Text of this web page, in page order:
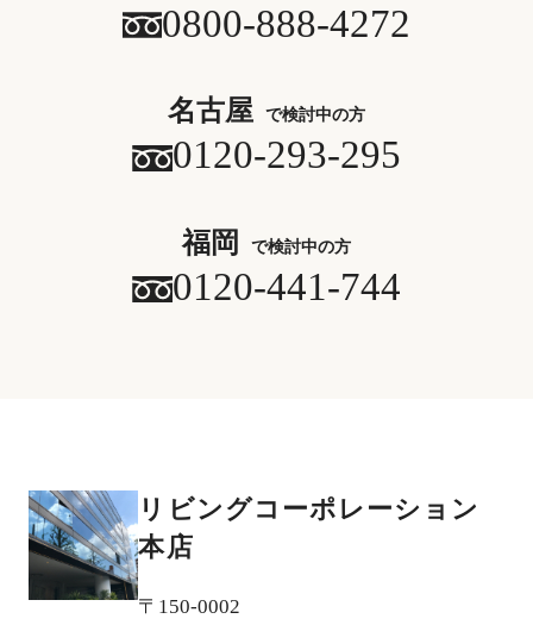
0800-888-4272
名古屋 で検討中の方
0120-293-295
福岡 で検討中の方
0120-441-744
リビングコーポレーション
本店
〒150-0002